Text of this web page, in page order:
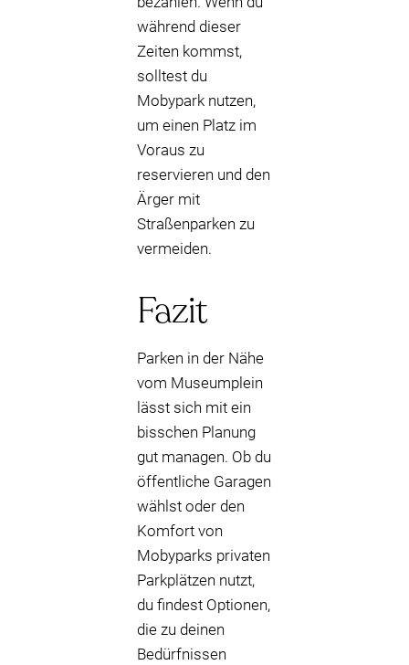
während dieser
Zeiten kommst,
solltest du
Mobypark nutzen,
um einen Platz im
Voraus zu
reservieren und den
Ärger mit
Straßenparken zu
vermeiden.
Fazit
Parken in der Nähe
vom Museumplein
lässt sich mit ein
bisschen Planung
gut managen. Ob du
öffentliche Garagen
wählst oder den
Komfort von
Mobyparks privaten
Parkplätzen nutzt,
du findest Optionen,
die zu deinen
Bedürfnissen